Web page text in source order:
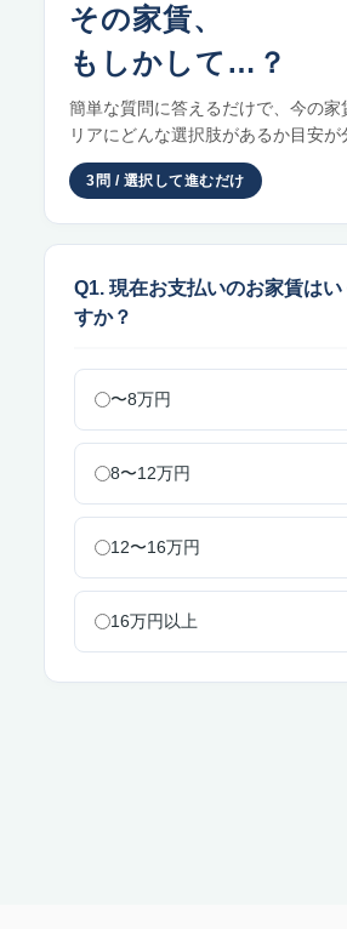
その家賃、
もしかして…？
簡単な質問に答えるだけで、今の家
リアにどんな選択肢があるか目安が
3問 / 選択して進むだけ
Q1. 現在お支払いのお家賃は
すか？
〜8万円
8〜12万円
12〜16万円
16万円以上